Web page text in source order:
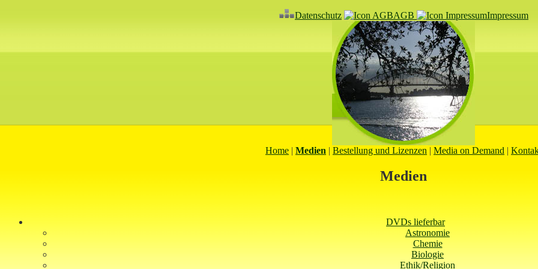
Datenschutz AGB Impressum
Home | Medien | Bestellung und Lizenzen | Media on Demand |
Medien
DVDs lieferbar
Astronomie
Chemie
Biologie
Ethik/Religion